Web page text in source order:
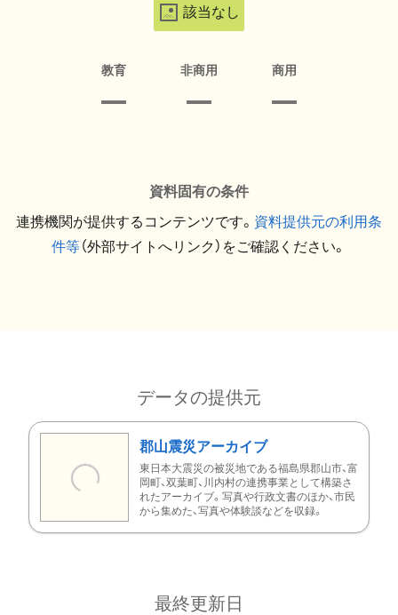
該当なし
教育 非商用 商用
資料固有の条件
連携機関が提供するコンテンツです。 資料提供元の利用条
件等（外部サイトへリンク）をご確認ください。
データの提供元
郡山震災アーカイブ
東日本大震災の被災地である福島県郡山市、富
岡町、双葉町、川内村の連携事業として構築さ
れたアーカイブ。写真や行政文書のほか、市民
から集めた、写真や体験談などを収録。
最終更新日